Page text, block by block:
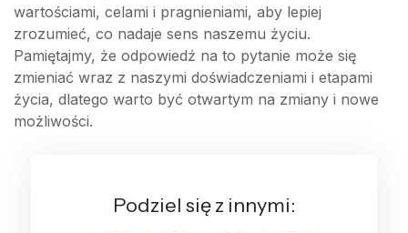
wartościami, celami i pragnieniami, aby lepiej
zrozumieć, co nadaje sens naszemu życiu.
Pamiętajmy, że odpowiedź na to pytanie może się
zmieniać wraz z naszymi doświadczeniami i etapami
życia, dlatego warto być otwartym na zmiany i nowe
możliwości.
Podziel się z innymi: